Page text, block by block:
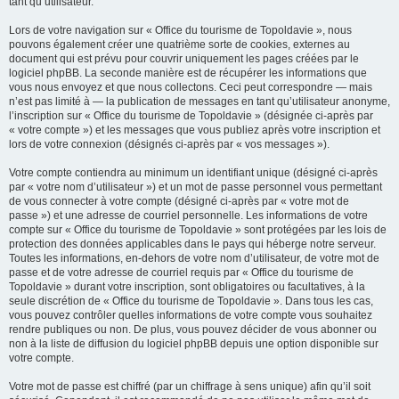
Lors de votre navigation sur « Office du tourisme de Topoldavie », nous
pouvons également créer une quatrième sorte de cookies, externes au
document qui est prévu pour couvrir uniquement les pages créées par le
logiciel phpBB. La seconde manière est de récupérer les informations que
vous nous envoyez et que nous collectons. Ceci peut correspondre — mais
n’est pas limité à — la publication de messages en tant qu’utilisateur anonyme,
l’inscription sur « Office du tourisme de Topoldavie » (désignée ci-après par
« votre compte ») et les messages que vous publiez après votre inscription et
lors de votre connexion (désignés ci-après par « vos messages »).
Votre compte contiendra au minimum un identifiant unique (désigné ci-après
par « votre nom d’utilisateur ») et un mot de passe personnel vous permettant
de vous connecter à votre compte (désigné ci-après par « votre mot de
passe ») et une adresse de courriel personnelle. Les informations de votre
compte sur « Office du tourisme de Topoldavie » sont protégées par les lois de
protection des données applicables dans le pays qui héberge notre serveur.
Toutes les informations, en-dehors de votre nom d’utilisateur, de votre mot de
passe et de votre adresse de courriel requis par « Office du tourisme de
Topoldavie » durant votre inscription, sont obligatoires ou facultatives, à la
seule discrétion de « Office du tourisme de Topoldavie ». Dans tous les cas,
vous pouvez contrôler quelles informations de votre compte vous souhaitez
rendre publiques ou non. De plus, vous pouvez décider de vous abonner ou
non à la liste de diffusion du logiciel phpBB depuis une option disponible sur
votre compte.
Votre mot de passe est chiffré (par un chiffrage à sens unique) afin qu’il soit